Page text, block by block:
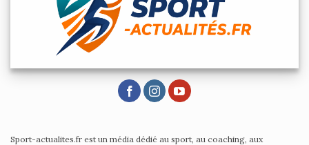
Sport-actualites.fr est un média dédié au sport, au coaching, aux